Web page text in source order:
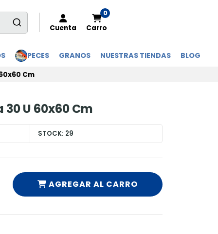
Cuenta
0
Carro
PECES GRANOS NUESTRAS TIENDAS BLOG
Cm
U 60x60 Cm
STOCK: 29
AGREGAR AL CARRO